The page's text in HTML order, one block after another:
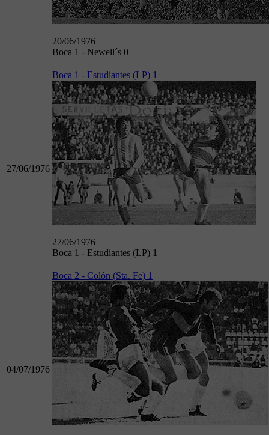
20/06/1976
Boca 1 - Newell´s 0
27/06/1976
Boca 1 - Estudiantes (LP) 1
27/06/1976
Boca 1 - Estudiantes (LP) 1
04/07/1976
Boca 2 - Colón (Sta. Fe) 1